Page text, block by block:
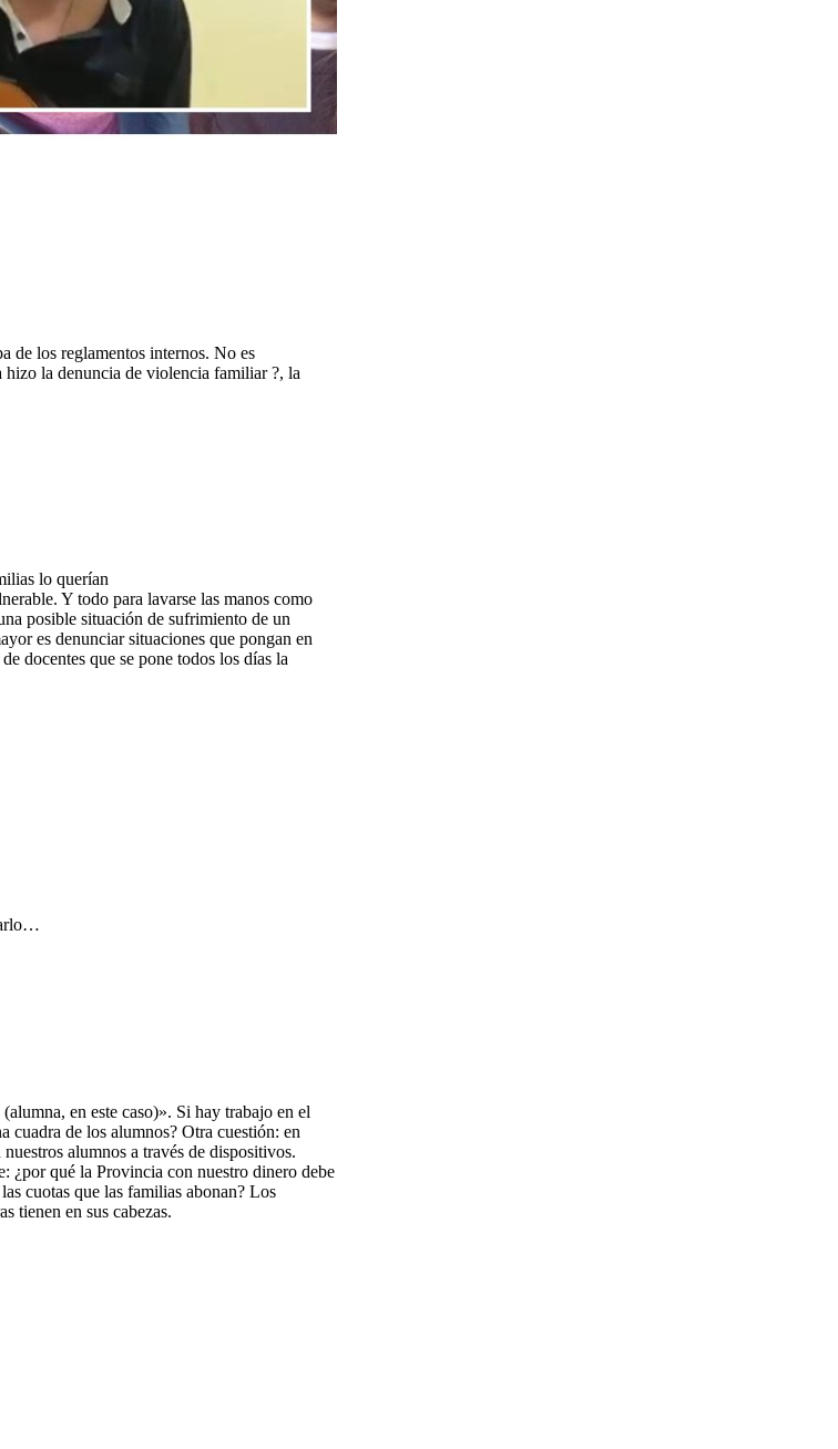
de los reglamentos internos. No es
hizo la denuncia de violencia familiar ?, la
lo querían
Y todo para lavarse las manos como
posible situación de sufrimiento de un
es denunciar situaciones que pongan en
docentes que se pone todos los días la
en este caso)». Si hay trabajo en el
cuadra de los alumnos? Otra cuestión: en
alumnos a través de dispositivos.
¿por qué la Provincia con nuestro dinero debe
cuotas que las familias abonan? Los
tienen en sus cabezas.